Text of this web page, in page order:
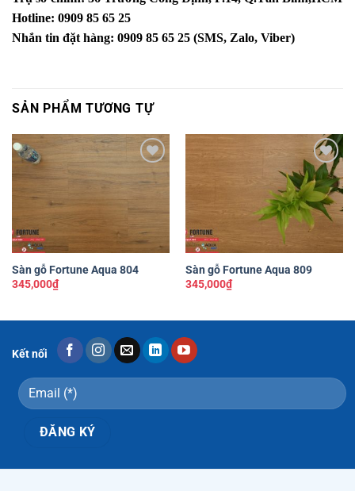
Hotline: 0909 85 65 25
Nhắn tin đặt hàng: 0909 85 65 25 (SMS, Zalo, Viber)
SẢN PHẨM TƯƠNG TỰ
Yêu
thích
Sàn gỗ Fortune Aqua 804
345,000₫
Yêu
thích
Sàn gỗ Fortune Aqua 809
345,000₫
Kết nối